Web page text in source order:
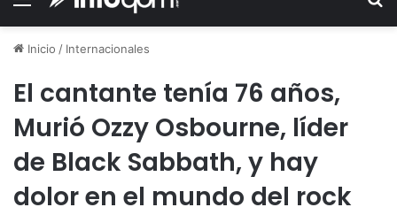
Inicio / Internacionales
El cantante tenía 76 años,
Murió Ozzy Osbourne, líder
de Black Sabbath, y hay
dolor en el mundo del rock